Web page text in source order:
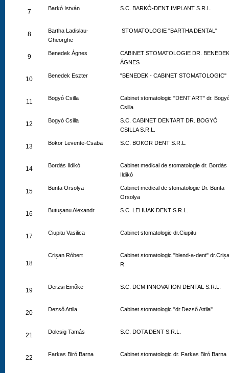
7 Barkó István S.C. BARKÓ-DENT IMPLANT S.R.L.
8
Bartha Ladislau-
Gheorghe
STOMATOLOGIE "BARTHA DENTAL"
9 Benedek Ágnes
CABINET STOMATOLOGIE DR. BENEDEK
ÁGNES
10 Benedek Eszter "BENEDEK - CABINET STOMATOLOGIC"
11 Bogyó Csilla
Cabinet stomatologic "DENT ART" dr.
Csilla
12 Bogyó Csilla
S.C. CABINET DENTART DR. BOGYÓ
CSILLA S.R.L.
13 Bokor Levente-Csaba S.C. BOKOR DENT S.R.L.
14 Bordás Ildikó
Cabinet medical de stomatologie dr. Bordás
Ildikó
15 Bunta Orsolya
Cabinet medical de stomatologie Dr. Bunta
Orsolya
16 Butușanu Alexandr S.C. LEHUAK DENT S.R.L.
17 Ciupitu Vasilica Cabinet stomatologic dr.Ciupitu
18
Crișan Róbert
Cabinet stomatologic "blend-a-dent"
R.
19 Derzsi Emőke S.C. DCM INNOVATION DENTAL S.R.L.
20 Dezső Attila Cabinet stomatologic "dr.Dezső Attila"
21 Dolcsig Tamás S.C. DOTA DENT S.R.L.
22 Farkas Biró Barna Cabinet stomatologic dr. Farkas Biró Barna